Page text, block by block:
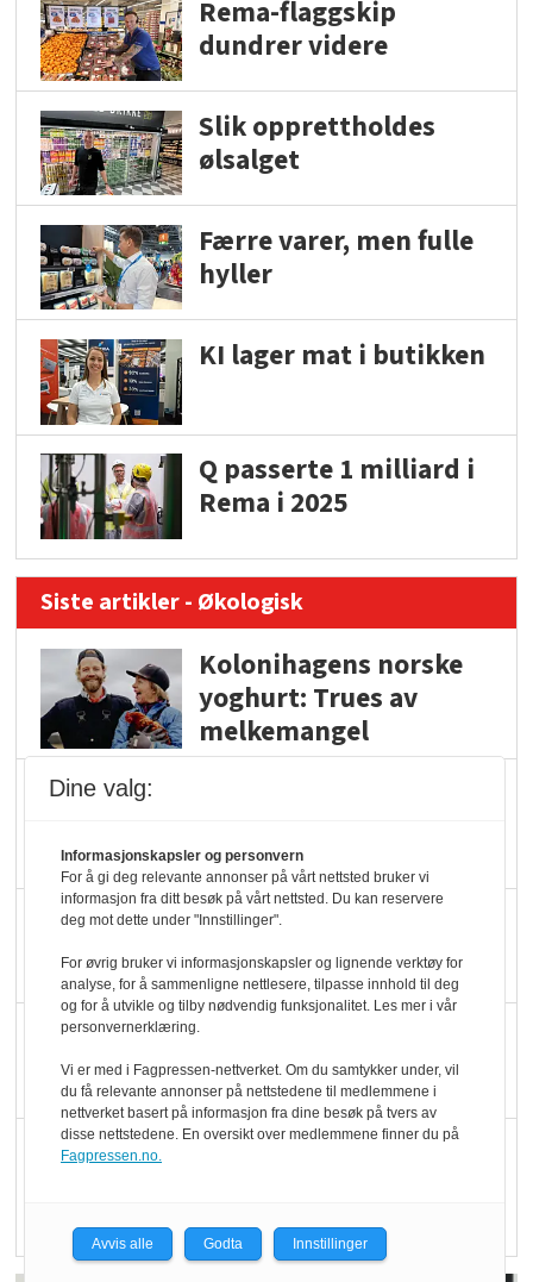
Rema-flaggskip
dundrer videre
Slik opprettholdes
ølsalget
Færre varer, men fulle
hyller
KI lager mat i butikken
Q passerte 1 milliard i
Rema i 2025
Siste artikler - Økologisk
Kolonihagens norske
yoghurt: Trues av
melkemangel
hederspris
Blir enklere å velge
økologisk i butikkhylla
Kolonihagen sliter
med å få tak i nok melk
Rapport: Økokundene
det?
Dine valg:
Informasjonskapsler og personvern
For å gi deg relevante annonser på vårt nettsted bruker vi
informasjon fra ditt besøk på vårt nettsted. Du kan reservere
deg mot dette under "Innstillinger".
For øvrig bruker vi informasjonskapsler og lignende verktøy for
analyse, for å sammenligne nettlesere, tilpasse innhold til deg
og for å utvikle og tilby nødvendig funksjonalitet. Les mer i vår
personvernerklæring.
Vi er med i Fagpressen-nettverket. Om du samtykker under, vil
du få relevante annonser på nettstedene til medlemmene i
nettverket basert på informasjon fra dine besøk på tvers av
disse nettstedene. En oversikt over medlemmene finner du på
Fagpressen.no.
Avvis alle Godta Innstillinger